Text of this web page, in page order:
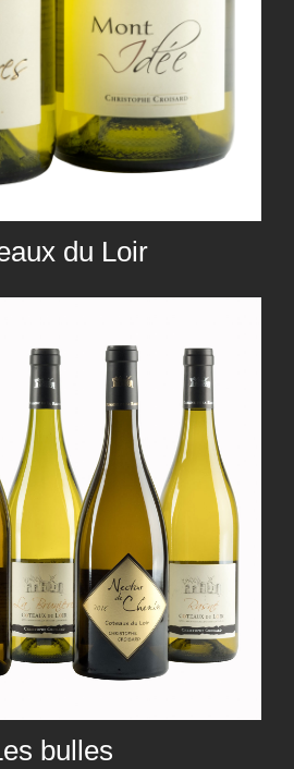
du Loir
bulles